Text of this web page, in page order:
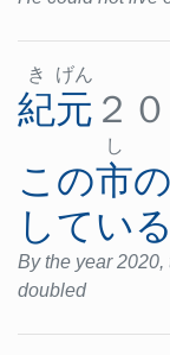
き げん
紀元 ２
この
し
市の
している
By the year
doubled